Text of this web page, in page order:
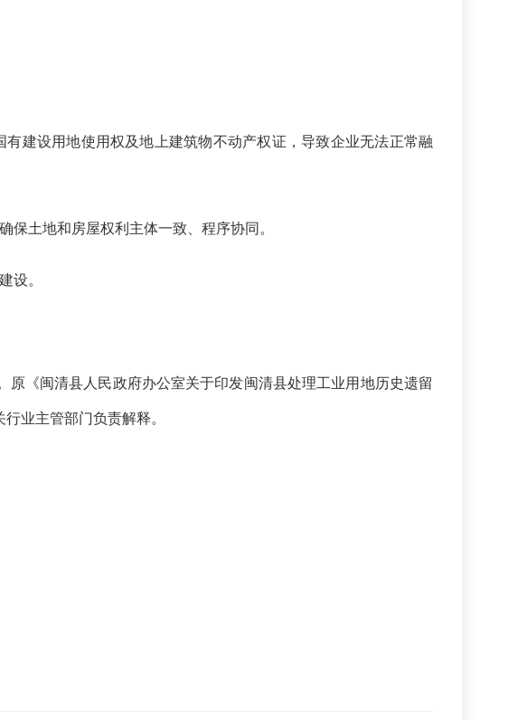
建设用地使用权及地上建筑物不动产权证，导致企业无法正常融
保土地和房屋权利主体一致、程序协同。
设。
《闽清县人民政府办公室关于印发闽清县处理工业用地历史遗留
业主管部门负责解释。